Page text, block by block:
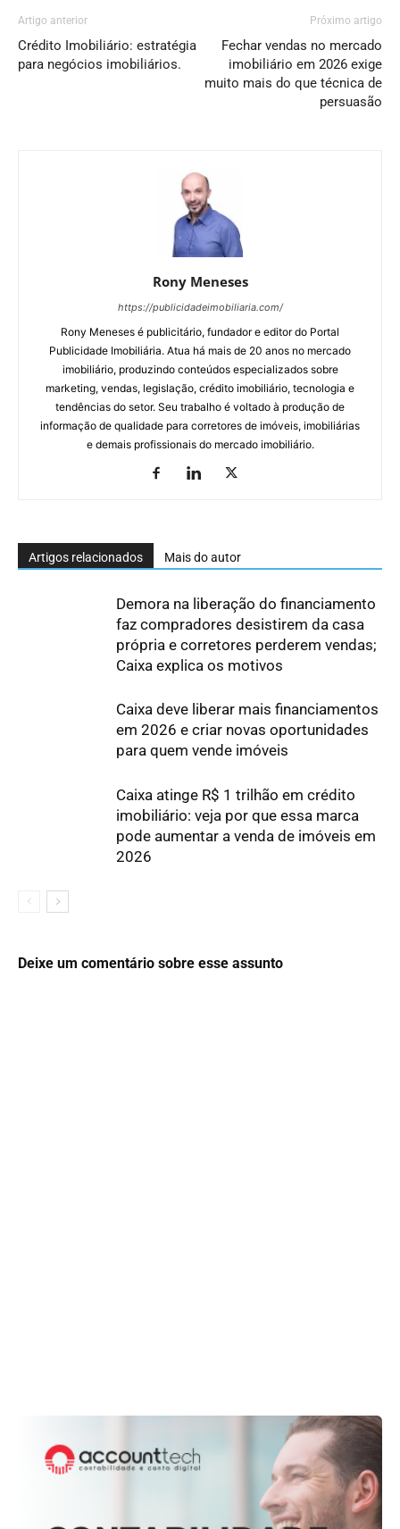
Artigo anterior
Crédito Imobiliário: estratégia
para negócios imobiliários.
Próximo artigo
Fechar vendas no mercado
imobiliário em 2026 exige
muito mais do que técnica de
persuasão
Rony Meneses
https://publicidadeimobiliaria.com/
Rony Meneses é publicitário, fundador e editor do Portal
Publicidade Imobiliária. Atua há mais de 20 anos no mercado
imobiliário, produzindo conteúdos especializados sobre
marketing, vendas, legislação, crédito imobiliário, tecnologia e
tendências do setor. Seu trabalho é voltado à produção de
informação de qualidade para corretores de imóveis, imobiliárias
e demais profissionais do mercado imobiliário.
Artigos relacionados Mais do autor
Demora na liberação do financiamento
faz compradores desistirem da casa
própria e corretores perderem vendas;
Caixa explica os motivos
Caixa deve liberar mais financiamentos
em 2026 e criar novas oportunidades
para quem vende imóveis
Caixa atinge R$ 1 trilhão em crédito
imobiliário: veja por que essa marca
pode aumentar a venda de imóveis em
2026
Deixe um comentário sobre esse assunto